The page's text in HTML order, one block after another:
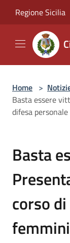
Regione Sicilia
Home >
Basta essere
difesa
Basta
corso